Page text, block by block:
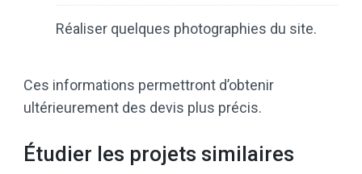
Réaliser quelques photographies du site.
Ces informations permettront d’obtenir
ultérieurement des devis plus précis.
Étudier les projets similaires